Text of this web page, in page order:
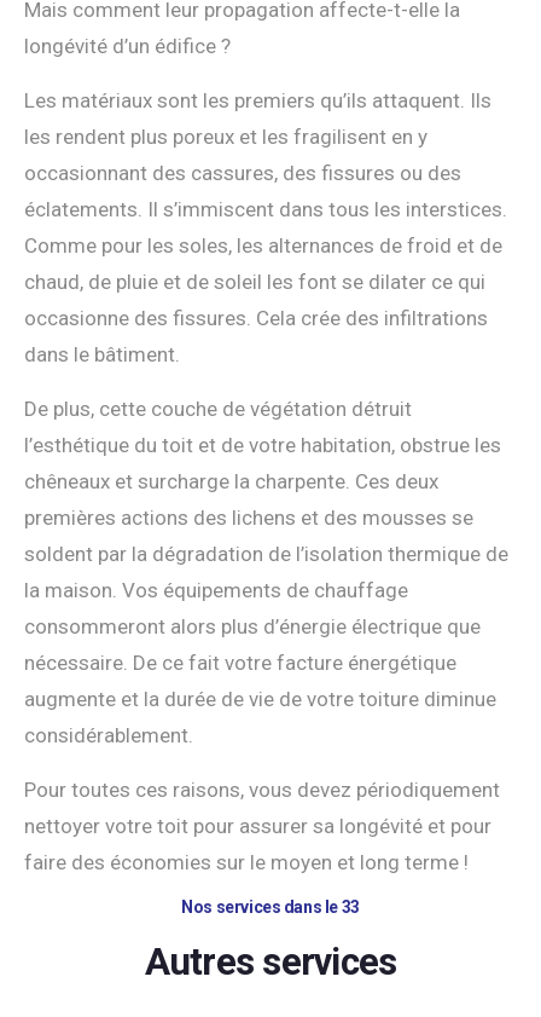
Mais comment leur propagation affecte-t-elle la
longévité d’un édifice ?
Les matériaux sont les premiers qu’ils attaquent. Ils
les rendent plus poreux et les fragilisent en y
occasionnant des cassures, des fissures ou des
éclatements. Il s’immiscent dans tous les interstices.
Comme pour les soles, les alternances de froid et de
chaud, de pluie et de soleil les font se dilater ce qui
occasionne des fissures. Cela crée des infiltrations
dans le bâtiment.
De plus, cette couche de végétation détruit
l’esthétique du toit et de votre habitation, obstrue les
chêneaux et surcharge la charpente. Ces deux
premières actions des lichens et des mousses se
soldent par la dégradation de l’isolation thermique de
la maison. Vos équipements de chauffage
consommeront alors plus d’énergie électrique que
nécessaire. De ce fait votre facture énergétique
augmente et la durée de vie de votre toiture diminue
considérablement.
Pour toutes ces raisons, vous devez périodiquement
nettoyer votre toit pour assurer sa longévité et pour
faire des économies sur le moyen et long terme !
Nos services dans le 33
Autres services